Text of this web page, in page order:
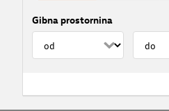
Gibna prostornina